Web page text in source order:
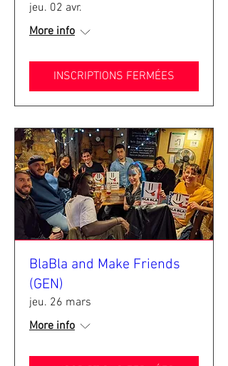
jeu. 02 avr.
More info
INSCRIPTIONS FERMÉES
BlaBla and Make Friends
(GEN)
jeu. 26 mars
More info